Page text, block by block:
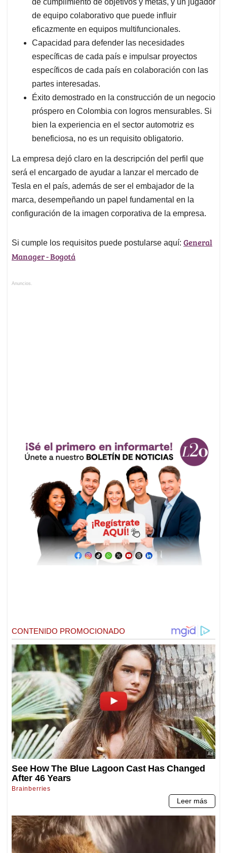
de cumplimiento de objetivos y metas, y un jugador
de equipo colaborativo que puede influir
eficazmente en equipos multifuncionales.
Capacidad para defender las necesidades
específicas de cada país e impulsar proyectos
específicos de cada país en colaboración con las
partes interesadas.
Éxito demostrado en la construcción de un negocio
próspero en Colombia con logros mensurables. Si
bien la experiencia en el sector automotriz es
beneficiosa, no es un requisito obligatorio.
La empresa dejó claro en la descripción del perfil que
será el encargado de ayudar a lanzar el mercado de
Tesla en el país, además de ser el embajador de la
marca, desempeñando un papel fundamental en la
configuración de la imagen corporativa de la empresa.
Si cumple los requisitos puede postularse aquí: General
Manager - Bogotá
Anuncios.